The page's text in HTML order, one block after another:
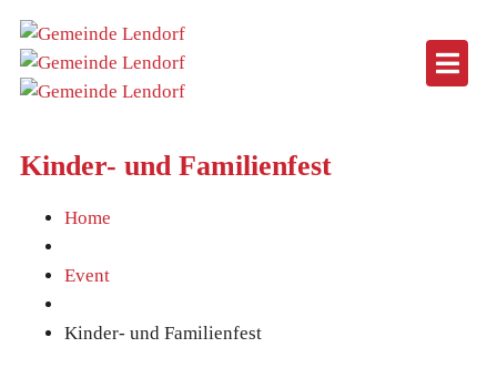
Kinder- und Familienfest
Home
Event
Kinder- und Familienfest